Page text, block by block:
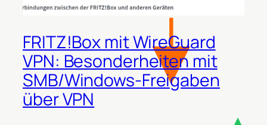
FRITZ!Box mit WireGuard
VPN: Besonderheiten mit
SMB/Windows-Freigaben
über VPN